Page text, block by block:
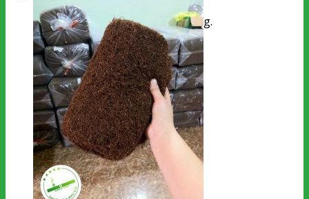
Chưa có sản phẩm trong giỏ hàng.